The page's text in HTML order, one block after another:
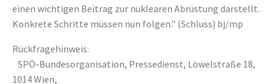
einen wichtigen Beitrag zur nuklearen Abrüstung darstellt.
Konkrete Schritte müssen nun folgen." (Schluss) bj/mp
Rückfragehinweis:
SPÖ-Bundesorganisation, Pressedienst, Löwelstraße 18,
1014 Wien,